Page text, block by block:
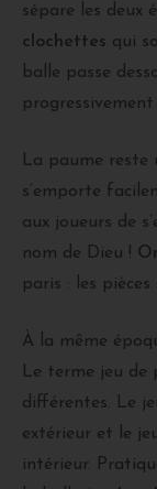
sépare les deux
clochettes qui
balle passe
progressivement
La paume reste
s’emporte
aux joueurs de
nom de Dieu !
paris : les
À la même
Le terme jeu de
différentes. Le
extérieur et le
intérieur.